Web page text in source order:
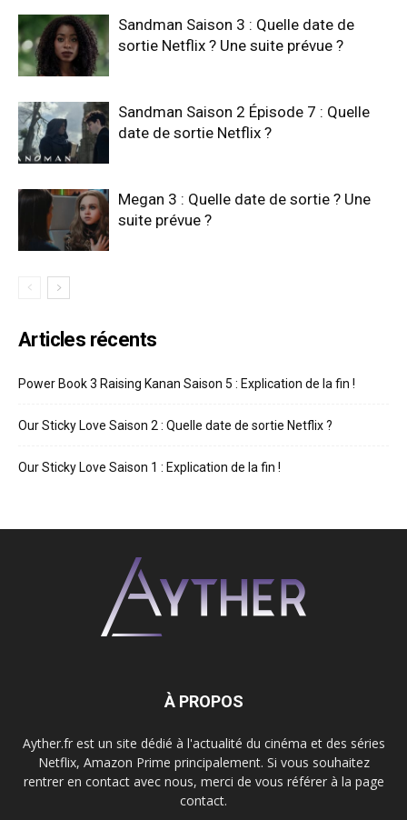
Sandman Saison 3 : Quelle date de
sortie Netflix ? Une suite prévue ?
Sandman Saison 2 Épisode 7 : Quelle
date de sortie Netflix ?
Megan 3 : Quelle date de sortie ? Une
suite prévue ?
Articles récents
Power Book 3 Raising Kanan Saison 5 : Explication de la fin !
Our Sticky Love Saison 2 : Quelle date de sortie Netflix ?
Our Sticky Love Saison 1 : Explication de la fin !
À PROPOS
Ayther.fr est un site dédié à l'actualité du cinéma et des séries
Netflix, Amazon Prime principalement. Si vous souhaitez
rentrer en contact avec nous, merci de vous référer à la page
contact.